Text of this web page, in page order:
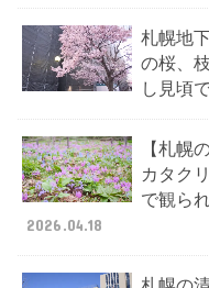
札幌地
の桜、
し見頃
【札幌
カタク
で観ら
2026.04.18